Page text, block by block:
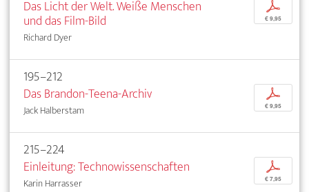
Das Licht der Welt. Weiße Menschen
und das Film-Bild
Richard Dyer
p
€ 9,95
195–212
Das Brandon-Teena-Archiv
Jack Halberstam
p
€ 9,95
215–224
Einleitung: Technowissenschaften
Karin Harrasser
p
€ 7,95